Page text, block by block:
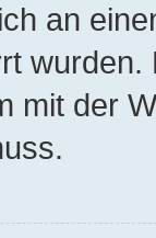
an
mit der